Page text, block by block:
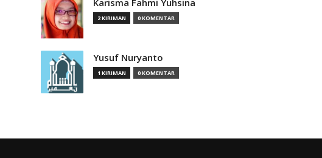
Karisma Fahmi Yuhsina
2 KIRIMAN 0 KOMENTAR
Yusuf Nuryanto
1 KIRIMAN 0 KOMENTAR